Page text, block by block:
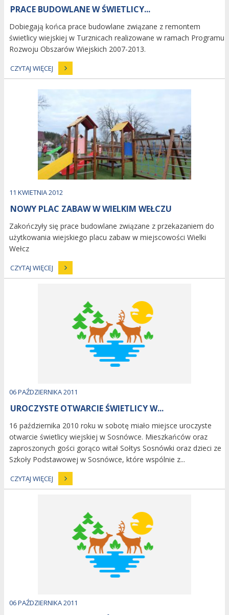
PRACE BUDOWLANE W ŚWIETLICY...
Dobiegają końca prace budowlane związane z remontem
świetlicy wiejskiej w Turznicach realizowane w ramach Programu
Rozwoju Obszarów Wiejskich 2007-2013.
CZYTAJ WIĘCEJ
Dodano
11 KWIETNIA2012
NOWY PLAC ZABAW W WIELKIM WEŁCZU
Zakończyły się prace budowlane związane z przekazaniem do
użytkowania wiejskiego placu zabaw w miejscowości Wielki
Wełcz
CZYTAJ WIĘCEJ
Dodano
06PAŹDZIERNIKA2011
UROCZYSTE OTWARCIE ŚWIETLICY W...
16 października 2010 roku w sobotę miało miejsce uroczyste
otwarcie świetlicy wiejskiej w Sosnówce. Mieszkańców oraz
zaproszonych gości gorąco witał Sołtys Sosnówki oraz dzieci ze
Szkoły Podstawowej w Sosnówce, które wspólnie z...
CZYTAJ WIĘCEJ
Dodano
06PAŹDZIERNIKA2011